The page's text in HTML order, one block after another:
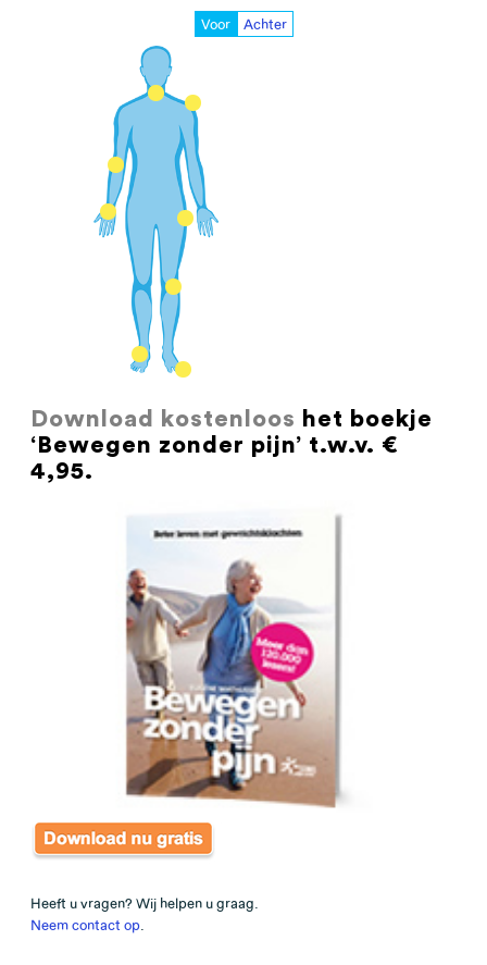
Voor Achter
Download kostenloos het boekje
‘Bewegen zonder pijn’ t.w.v. €
4,95.
Heeft u vragen? Wij helpen u graag.
Neem contact op